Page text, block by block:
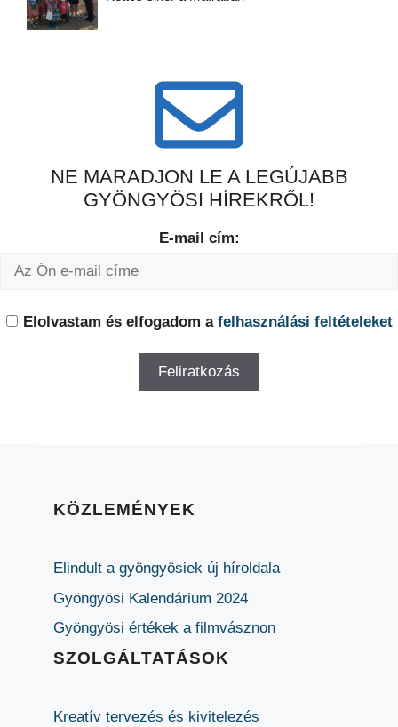
NE MARADJON LE A LEGÚJABB
GYÖNGYÖSI HÍREKRŐL!
E-mail cím:
Elolvastam és elfogadom a felhasználási feltételeket
KÖZLEMÉNYEK
Elindult a gyöngyösiek új híroldala
Gyöngyösi Kalendárium 2024
Gyöngyösi értékek a filmvásznon
SZOLGÁLTATÁSOK
Kreatív tervezés és kivitelezés